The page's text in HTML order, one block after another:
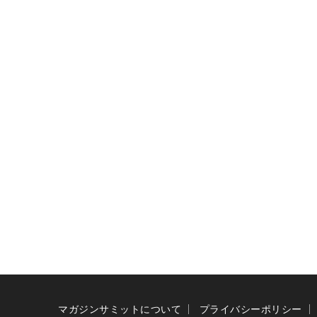
マガジンサミットについて プライバシーポリシー